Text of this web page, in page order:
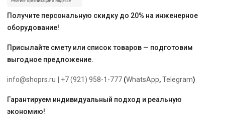
Получите персональную скидку до 20% на инженерное
оборудование!
Присылайте смету или список товаров — подготовим
выгодное предложение.
info@shoprs.ru +7 (921) 958-1-777 (WhatsApp,Telegram)
Гарантируем индивидуальный подход и реальную
экономию!